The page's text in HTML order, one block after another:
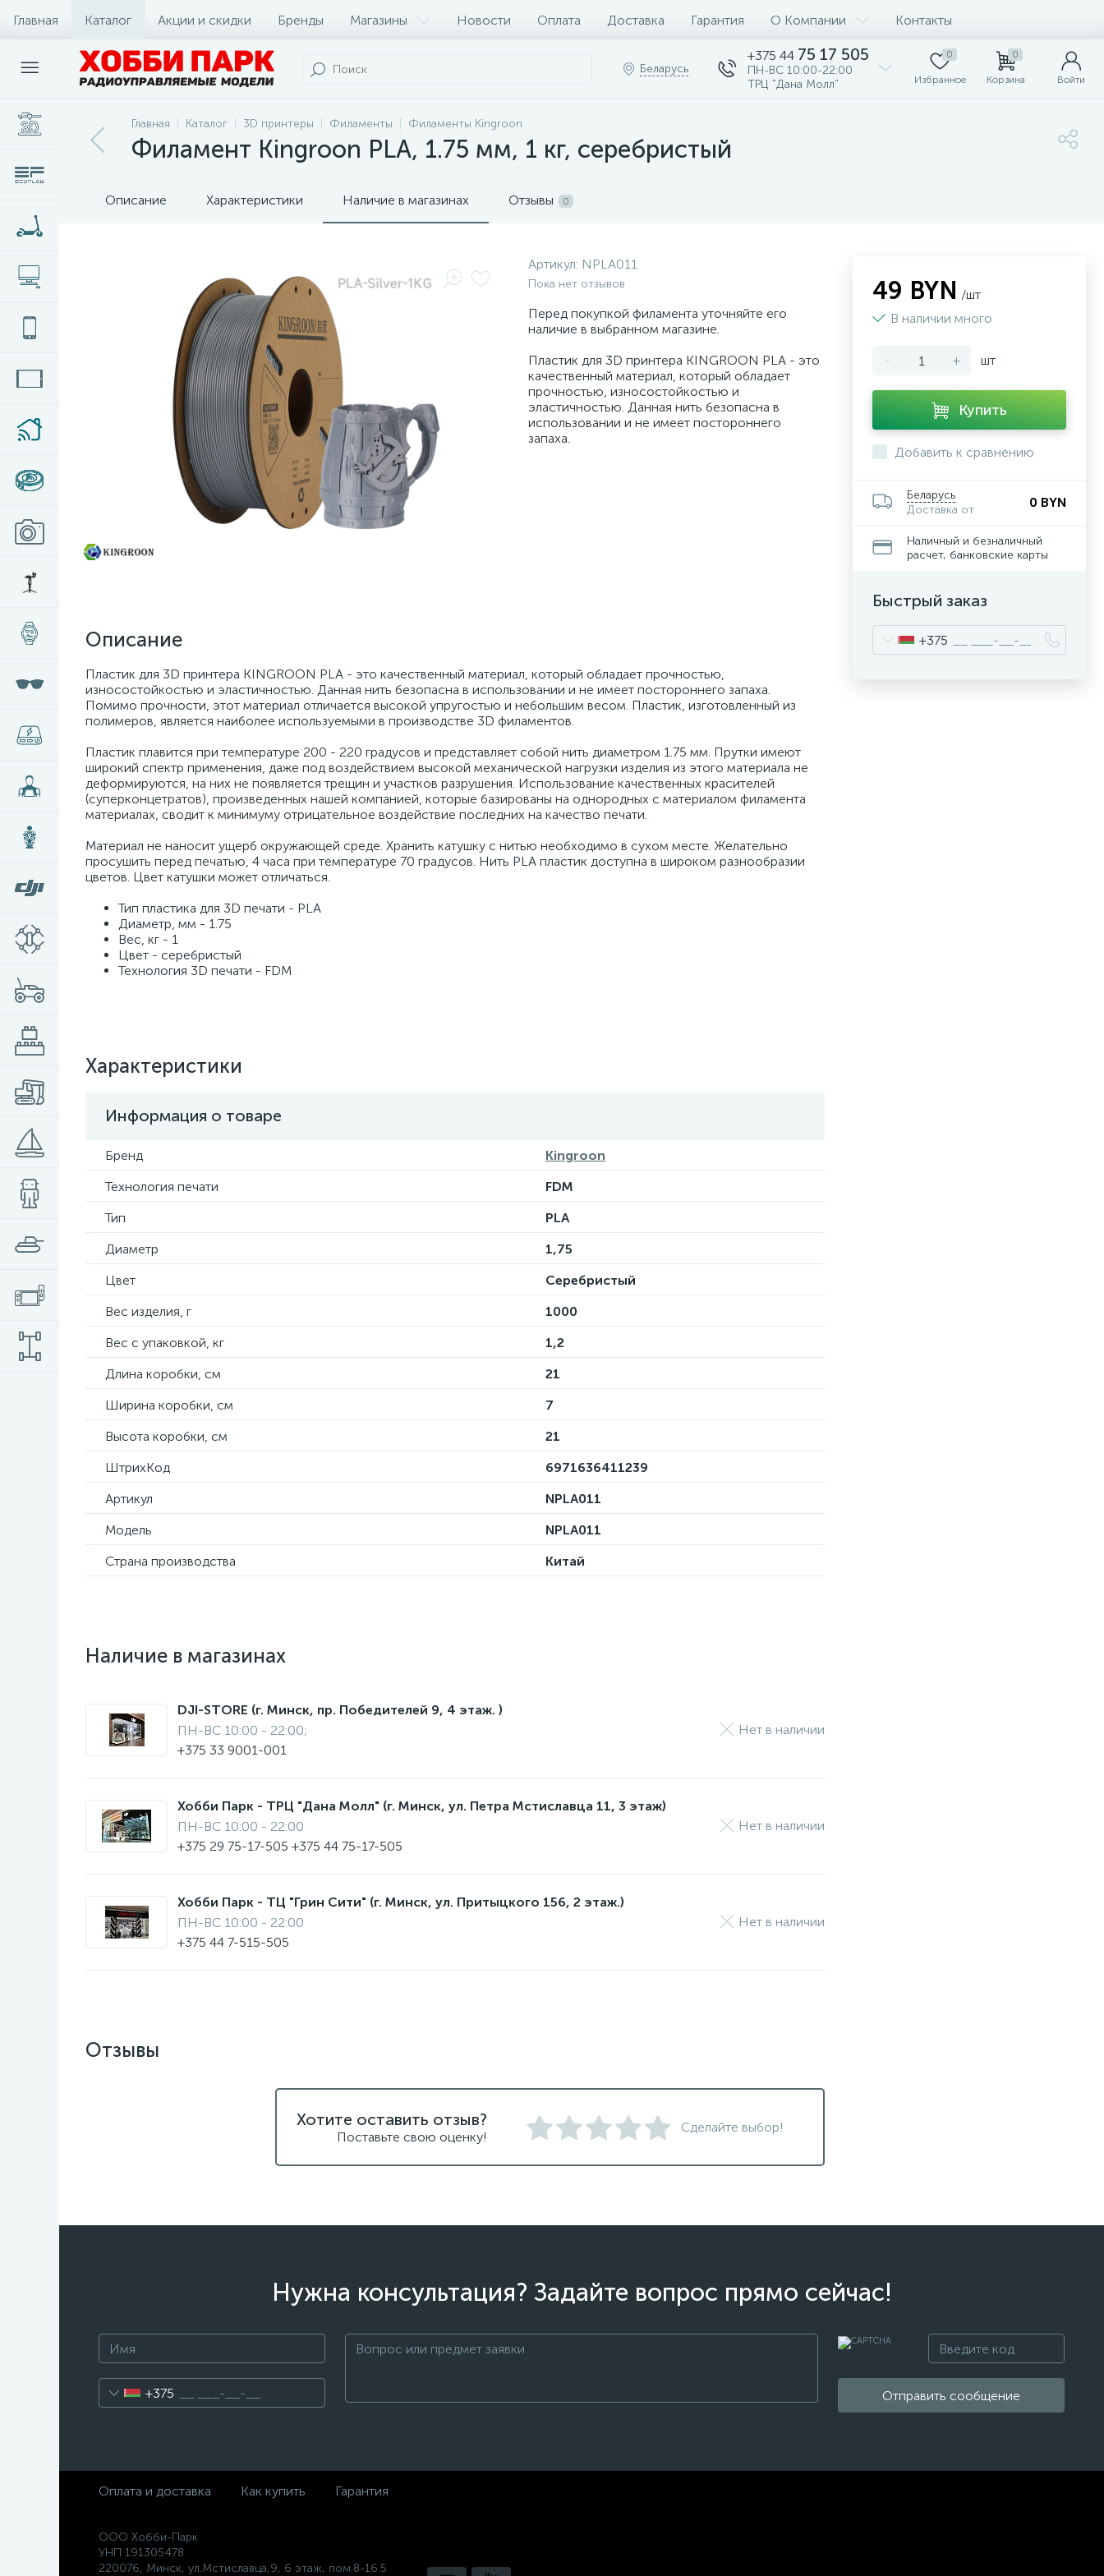
Главная Каталог Акции и скидки Бренды Магазины Новости Оплата Доставка Гарантия О Компании Контакты
Беларусь
+375 44 75 17 505
ПН-ВС 10:00-22:00
ТРЦ "Дана Молл"
0
Избранное
0
Корзина Войти
Главная Каталог 3D принтеры Филаменты Филаменты Kingroon
Филамент Kingroon PLA, 1.75 мм, 1 кг, серебристый
Описание Характеристики Наличие в магазинах Отзывы 0
Артикул: NPLA011
Пока нет отзывов
Перед покупкой филамента уточняйте его
наличие в выбранном магазине.
Пластик для 3D принтера KINGROON PLA - это
качественный материал, который обладает
прочностью, износостойкостью и
эластичностью. Данная нить безопасна в
использовании и не имеет постороннего
запаха.
Описание
Пластик для 3D принтера KINGROON PLA - это качественный материал, который обладает прочностью,
износостойкостью и эластичностью. Данная нить безопасна в использовании и не имеет постороннего запаха.
Помимо прочности, этот материал отличается высокой упругостью и небольшим весом. Пластик, изготовленный из
полимеров, является наиболее используемыми в производстве 3D филаментов.
Пластик плавится при температуре 200 - 220 градусов и представляет собой нить диаметром 1.75 мм. Прутки имеют
широкий спектр применения, даже под воздействием высокой механической нагрузки изделия из этого материала не
деформируются, на них не появляется трещин и участков разрушения. Использование качественных красителей
(суперконцетратов), произведенных нашей компанией, которые базированы на однородных с материалом филамента
материалах, сводит к минимуму отрицательное воздействие последних на качество печати.
Материал не наносит ущерб окружающей среде. Хранить катушку с нитью необходимо в сухом месте. Желательно
просушить перед печатью, 4 часа при температуре 70 градусов. Нить PLA пластик доступна в широком разнообразии
цветов. Цвет катушки может отличаться.
Тип пластика для 3D печати - PLA
Диаметр, мм - 1.75
Вес, кг - 1
Цвет - серебристый
Технология 3D печати - FDM
Характеристики
Информация о товаре
Бренд
Kingroon
Технология печати
FDM
Тип
PLA
Диаметр
1,75
Цвет
Серебристый
Вес изделия, г
1000
Вес с упаковкой, кг
1,2
Длина коробки, см
21
Ширина коробки, см
7
Высота коробки, см
21
ШтрихКод
6971636411239
Артикул
NPLA011
Модель
NPLA011
Страна производства
Китай
Наличие в магазинах
DJI-STORE (г. Минск, пр. Победителей 9, 4 этаж. )
ПН-ВС 10:00 - 22:00;
+375 33 9001-001
Нет в наличии
Хобби Парк - ТРЦ "Дана Молл" (г. Минск, ул. Петра Мстиславца 11, 3 этаж)
ПН-ВС 10:00 - 22:00
+375 29 75-17-505 +375 44 75-17-505
Нет в наличии
Хобби Парк - ТЦ "Грин Сити" (г. Минск, ул. Притыцкого 156, 2 этаж.)
ПН-ВС 10:00 - 22:00
+375 44 7-515-505
Нет в наличии
49 BYN /шт
В наличии много
- + шт
Купить
Добавить к сравнению
Беларусь
Доставка от
0 BYN
Наличный и безналичный
расчет, банковские карты
Быстрый заказ
+375
Отзывы
Хотите оставить отзыв?
Поставьте свою оценку!
Сделайте выбор!
Нужна консультация? Задайте вопрос прямо сейчас!
+375 Отправить сообщение
Оплата и доставка Как купить Гарантия
ООО Хобби-Парк
УНП 191305478
220076, Минск, ул.Мстиславца,9, 6 этаж, пом.8-16.5